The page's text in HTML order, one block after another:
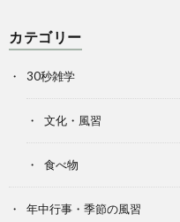
カテゴリー
30秒雑学
文化・風習
食べ物
年中行事・季節の風習